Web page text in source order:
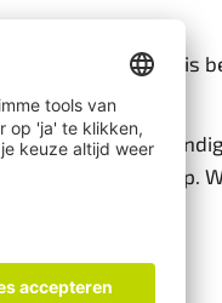
Bananenbonus
is
we dit opnieuw op.